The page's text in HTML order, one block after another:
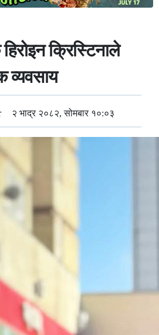
क्रिस्टिनाले
व्यवसाय
२ भाद्र २०८२, सोमबार १०:०३